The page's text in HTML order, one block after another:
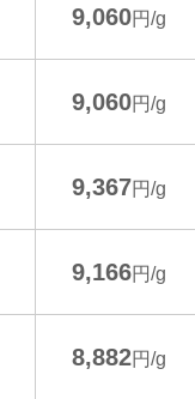
9,060円/g
9,060円/g
9,367円/g
9,166円/g
8,882円/g